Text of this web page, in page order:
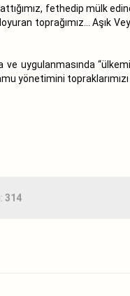
fethedip mülk
toprağımız… Aşık
uygulanmasında
yönetimini
314